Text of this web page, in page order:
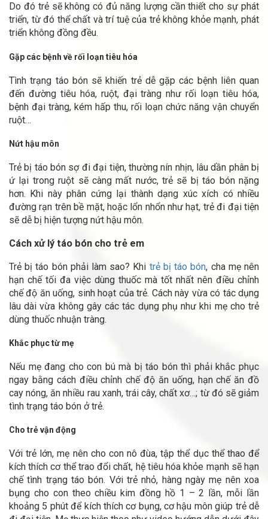
Do đó trẻ sẽ không có đủ năng lượng cần thiết cho sự phát
triển, từ đó thể chất và trí tuệ của trẻ không khỏe mạnh, phát
triển không đồng đều.
Gặp các bệnh về rối loạn tiêu hóa
Tình trạng táo bón sẽ khiến trẻ dễ gặp các bệnh liên quan
đến đường tiêu hóa, ruột, đại tràng như rối loạn tiêu hóa,
bệnh đại tràng, kém hấp thu, rối loạn chức năng vận chuyển
ruột…
Nứt hậu môn
Trẻ bị táo bón sợ đi đại tiện, thường nín nhịn, lâu dần phân bị
ứ lại trong ruột sẽ càng mất nước, trẻ sẽ bị táo bón nặng
hơn. Khi này phân cứng lại thành dạng xúc xích có nhiều
đường rạn trên bề mặt, hoặc lổn nhổn như hạt, trẻ đi đại tiện
sẽ dễ bị hiện tượng nứt hậu môn.
Cách xử lý táo bón cho trẻ em
Trẻ bị táo bón phải làm sao? Khi trẻ bị táo bón, cha mẹ nên
hạn chế tối đa việc dùng thuốc mà tốt nhất nên điều chỉnh
chế độ ăn uống, sinh hoạt của trẻ. Cách này vừa có tác dụng
lâu dài vừa không gây các tác dụng phụ như khi mẹ cho trẻ
dùng thuốc nhuận tràng.
Khắc phục từ mẹ
Nếu mẹ đang cho con bú mà bị táo bón thì phải khắc phục
ngay bằng cách điều chỉnh chế độ ăn uống, hạn chế ăn đồ
cay nóng, ăn nhiều rau xanh, trái cây, chất xơ…; từ đó sẽ giảm
tình trạng táo bón ở trẻ.
Cho trẻ vận động
Với trẻ lớn, mẹ nên cho con nô đùa, tập thể dục thể thao để
kích thích cơ thể trao đổi chất, hệ tiêu hóa khỏe mạnh sẽ hạn
chế tình trạng táo bón. Với trẻ nhỏ, hàng ngày mẹ nên xoa
bụng cho con theo chiều kim đồng hồ 1 – 2 lần, mỗi lần
khoảng 5 phút để kích thích cơ bụng, cơ hậu môn giúp trẻ dễ